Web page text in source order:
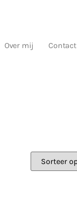
Over mij Contact